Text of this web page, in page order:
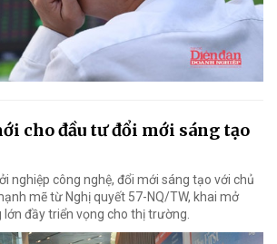
cho đầu tư đổi mới sáng tạo
nghiệp công nghệ, đổi mới sáng tạo với chủ
mẽ từ Nghị quyết 57-NQ/TW, khai mở
đầy triển vọng cho thị trường.